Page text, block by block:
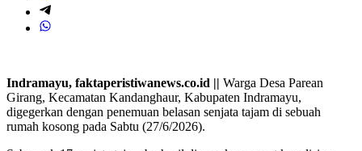
Indramayu, faktaperistiwanews.co.id || Warga Desa Parean
Girang, Kecamatan Kandanghaur, Kabupaten Indramayu,
digegerkan dengan penemuan belasan senjata tajam di sebuah
rumah kosong pada Sabtu (27/6/2026).